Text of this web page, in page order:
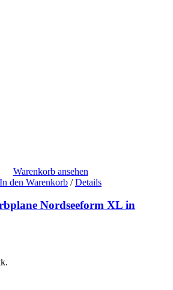
Warenkorb ansehen
In den Warenkorb / Details
Nordseeform XL in